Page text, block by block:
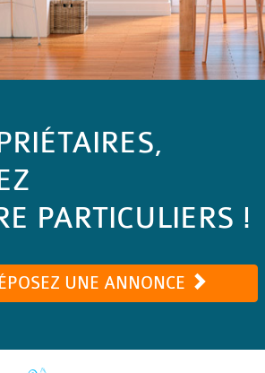
PARTICULIERS !
UNE ANNONCE